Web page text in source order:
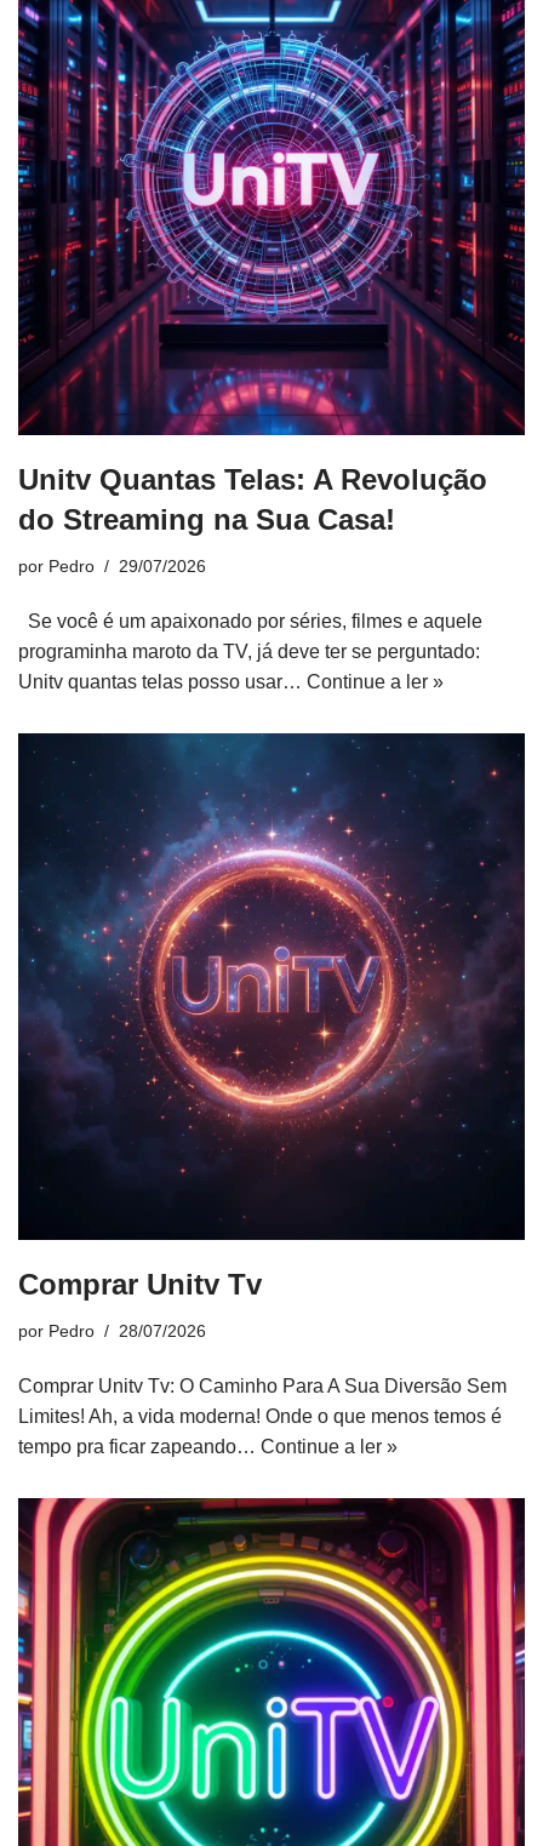
Unitv Quantas Telas: A Revolução
do Streaming na Sua Casa!
por Pedro 29/07/2026
Se você é um apaixonado por séries, filmes e aquele
programinha maroto da TV, já deve ter se perguntado:
Unitv quantas telas posso usar… Continue a ler »
Comprar Unitv Tv
por Pedro 28/07/2026
Comprar Unitv Tv: O Caminho Para A Sua Diversão Sem
Limites! Ah, a vida moderna! Onde o que menos temos é
tempo pra ficar zapeando… Continue a ler »